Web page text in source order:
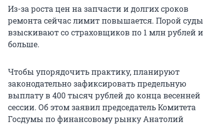
Из-за роста цен на запчасти и долгих сроков
ремонта сейчас лимит повышается. Порой суды
взыскивают со страховщиков по 1 млнрублей и
больше.
Чтобы упорядочить практику, планируют
законодательно зафиксировать предельную
выплату в400тысяч рублей до конца весенней
сессии. Об этом заявил председатель Комитета
Госдумы по финансовому рынку Анатолий